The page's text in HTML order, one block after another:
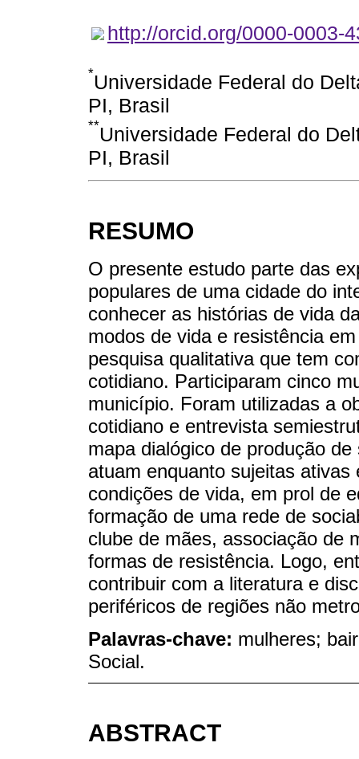
http://orcid.org/0000-0003-
*Universidade Federal do
PI, Brasil
**Universidade Federal do
PI, Brasil
RESUMO
O presente estudo parte das
populares de uma cidade do
conhecer as histórias de vida
modos de vida e resistência
pesquisa qualitativa que tem
cotidiano. Participaram cinco
município. Foram utilizadas a
cotidiano e entrevista
mapa dialógico de produção
atuam enquanto sujeitas
condições de vida, em prol de
formação de uma rede de
clube de mães, associação de
formas de resistência. Logo,
contribuir com a literatura e
periféricos de regiões não
Palavras-chave: mulheres;
Social.
ABSTRACT